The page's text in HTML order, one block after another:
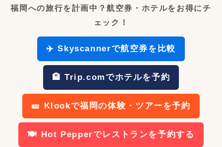
福岡への旅行を計画中？航空券・ホテルをお得にチ
ェック！
✈️ Skyscannerで航空券を比較
🏨 Trip.comでホテルを予約
🎫 Klookで福岡の体験・ツアーを予約
🍽️ Hot Pepperでレストランを予約する